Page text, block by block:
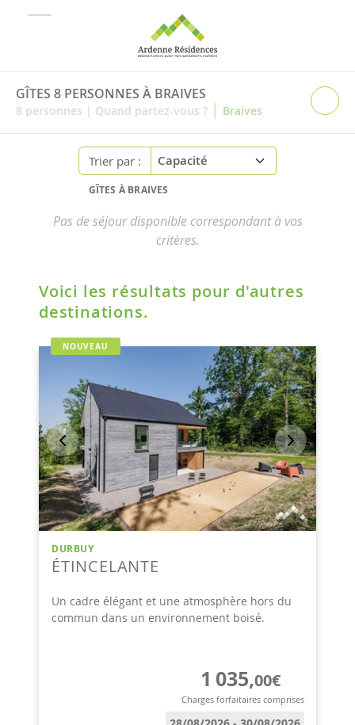
GÎTES 8 PERSONNES À BRAIVES
8 personnes | Quand partez-vous ? | Braives
Trier par :
GÎTES À BRAIVES
Pas de séjour disponible correspondant à vos
critères.
Voici les résultats pour d'autres
destinations.